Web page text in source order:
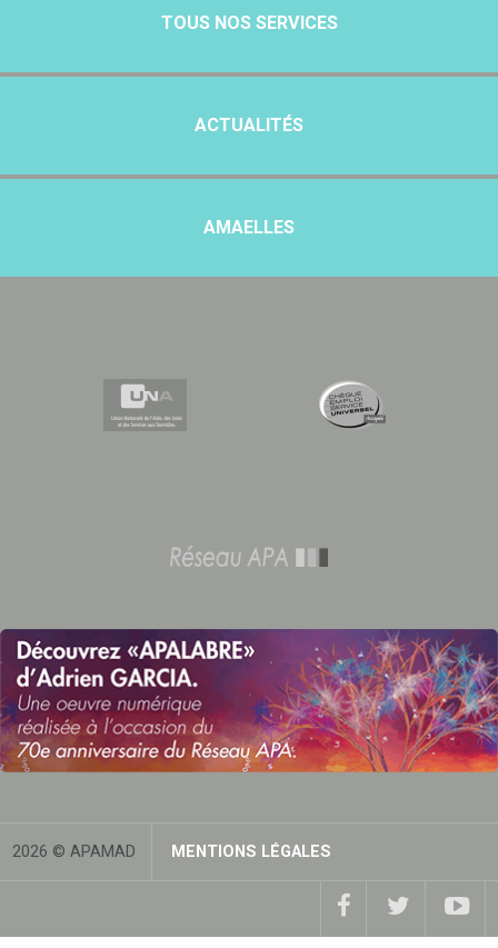
TOUS NOS SERVICES
ACTUALITÉS
AMAELLES
2026 © APAMAD MENTIONS LÉGALES